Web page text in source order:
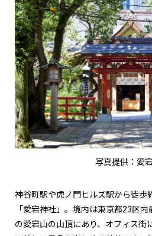
写真提供：愛
神谷町駅や虎ノ門ヒルズ駅から徒歩
「愛宕神社」。境内は東京都23区
の愛宕山の山頂にあり、オフィス街